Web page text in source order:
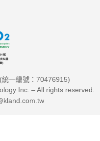
一編號：70476915)
Inc. – All rights reserved.